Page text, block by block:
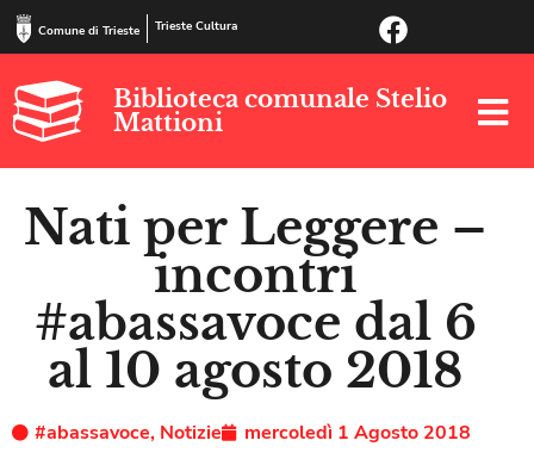
Comune di Trieste Trieste Cultura
Biblioteca comunale Stelio
Mattioni
Nati per Leggere –
incontri
#abassavoce dal 6
al 10 agosto 2018
#abassavoce, Notizie mercoledì 1 Agosto 2018